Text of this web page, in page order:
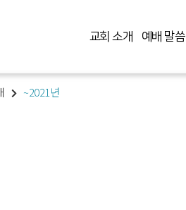
교회 소개 예배 말씀
~2021년